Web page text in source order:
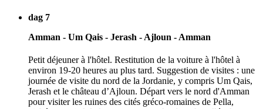
dag 7
Amman - Um Qais - Jerash - Ajloun - Amman
Petit déjeuner à l'hôtel. Restitution de la voiture à l'hôtel à
environ 19-20 heures au plus tard. Suggestion de visites : une
journée de visite du nord de la Jordanie, y compris Um Qais,
Jerash et le château d’Ajloun. Départ vers le nord d'Amman
pour visiter les ruines des cités gréco-romaines de Pella,